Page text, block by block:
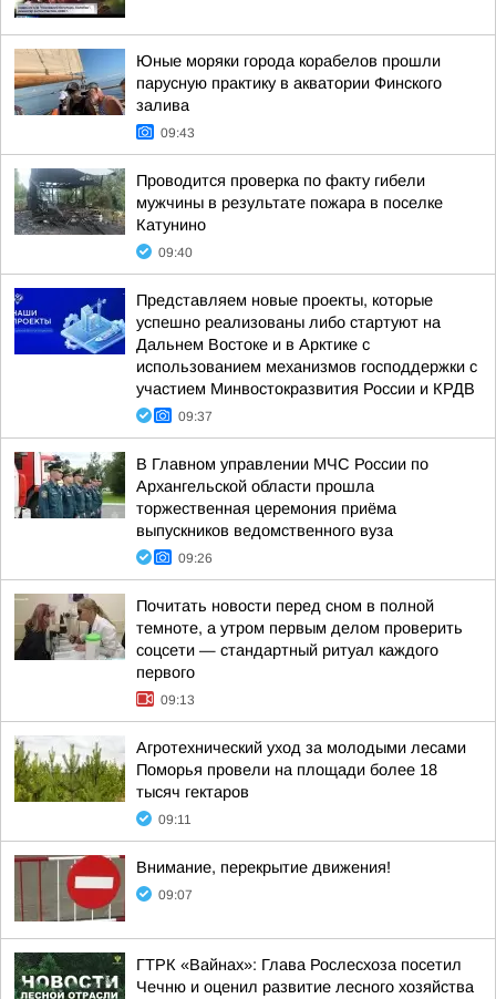
Юные моряки города корабелов прошли
парусную практику в акватории Финского
залива
09:43
Проводится проверка по факту гибели
мужчины в результате пожара в поселке
Катунино
09:40
Представляем новые проекты, которые
успешно реализованы либо стартуют на
Дальнем Востоке и в Арктике с
использованием механизмов господдержки с
участием Минвостокразвития России и КРДВ
09:37
В Главном управлении МЧС России по
Архангельской области прошла
торжественная церемония приёма
выпускников ведомственного вуза
09:26
Почитать новости перед сном в полной
темноте, а утром первым делом проверить
соцсети — стандартный ритуал каждого
первого
09:13
Агротехнический уход за молодыми лесами
Поморья провели на площади более 18
тысяч гектаров
09:11
Внимание, перекрытие движения!
09:07
ГТРК «Вайнах»: Глава Рослесхоза посетил
Чечню и оценил развитие лесного хозяйства